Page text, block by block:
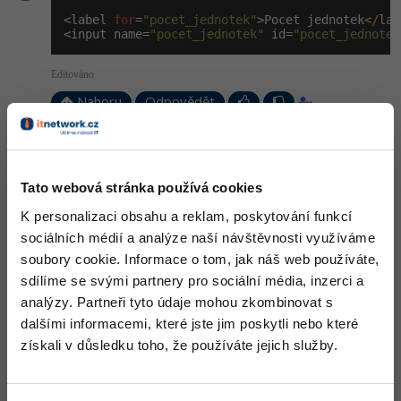
Tato webová stránka používá cookies
K personalizaci obsahu a reklam, poskytování funkcí
sociálních médií a analýze naší návštěvnosti využíváme
soubory cookie. Informace o tom, jak náš web používáte,
sdílíme se svými partnery pro sociální média, inzerci a
analýzy. Partneři tyto údaje mohou zkombinovat s
dalšími informacemi, které jste jim poskytli nebo které
získali v důsledku toho, že používáte jejich služby.
Marketing
WordPress
SEO -30%
Business
Kryptoměny -25%
Copywriting -30%
MS Office -80%
Google Dokumenty
Adobe Illustrator -80%
-30%
Adobe XD -15%
Adobe InDesign
Adobe After Effects
Blender -80%
Inkscape
Fotografování -80%
Video
<label for="pocet_jednotek">Pocet jednotek</
<input name="pocet_jednotek" id=
Editováno
Nahoru Odpovědět
Odpovídá na Samuel Kodytek
ber to len ako čisto hádanie, ale nemôže to byť tým, že používaš
text
Nahoru Odpovědět +1
Samuel Kodytek: 9.7.2014 18:01
Jo díky je to tím
Nahoru Odpovědět